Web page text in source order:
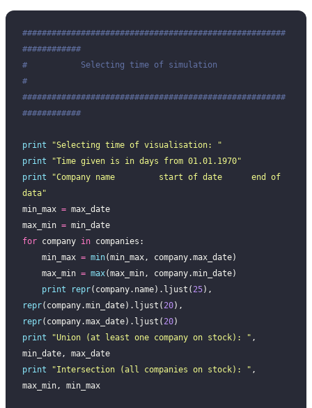
######################################################
############
#           Selecting time of simulation
#
######################################################
############
print "Selecting time of visualisation:
"
print "Time given is in days from 01.01.1970"
print "Company name         start of date      end of
data"
min_max = max_date
max_min = min_date
for company in companies:
    min_max
= min(min_max, company.max_date)
    max_min
= max(max_min, company.min_date)
    print
repr(company.name).ljust( 25
repr(company.min_date).ljust( 20
repr(company.max_date).ljust( 20)
print "Union (at least one company on stock): " ,
min_date, max_date
print "Intersection (all companies on stock): " ,
max_min, min_max